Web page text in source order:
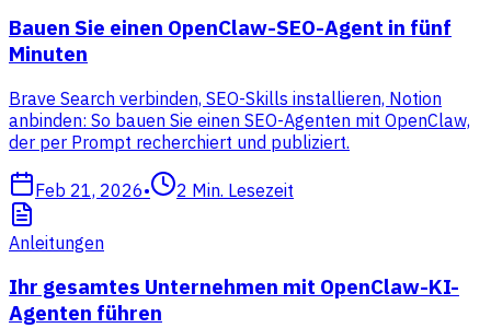
Bauen Sie einen OpenClaw-SEO-Agent in fünf
Minuten
Brave Search verbinden, SEO-Skills installieren, Notion
anbinden: So bauen Sie einen SEO-Agenten mit OpenClaw,
der per Prompt recherchiert und publiziert.
Feb 21, 2026• 2 Min. Lesezeit
Anleitungen
Ihr gesamtes Unternehmen mit OpenClaw-KI-
Agenten führen